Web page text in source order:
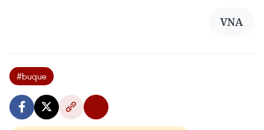
VNA
#buque